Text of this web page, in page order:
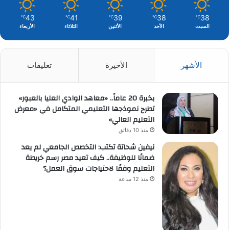
38
℃
السبت
38
℃
الأحد
39
℃
الأثنين
41
℃
الثلاثاء
43
℃
الأربعاء
الأشهر الأخيرة تعليقات
بخبرة 20 عاماً.. «معاهد الوادي العليا بالعبور»
تطرح نموذجها التعليمي المتكامل في «معرض
التعليم العالي»
منذ 10 دقائق
نيفين شحاتة تكتب: التخصص الجامعي لم يعد
ضمانًا للوظيفة.. كيف تعيد مصر رسم خريطة
التعليم وفقًا لاحتياجات سوق العمل؟
منذ 12 ساعة